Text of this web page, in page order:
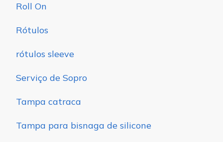
Roll On
Rótulos
rótulos sleeve
Serviço de Sopro
Tampa catraca
Tampa para bisnaga de silicone